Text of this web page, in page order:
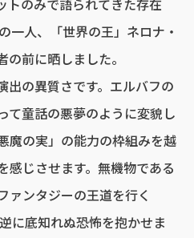
一人、「世界の王」ネロナ・
前に晒しました。
出の異質さです。エルバフの
て童話の悪夢のように変貌し
魔の実」の能力の枠組みを越
感じさせます。無機物である
ァンタジーの王道を行く
に底知れぬ恐怖を抱かせま